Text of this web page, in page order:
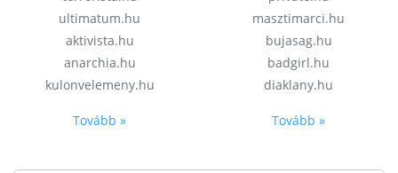
ultimatum.hu
aktivista.hu
anarchia.hu
kulonvelemeny.hu
Tovább »
masztimarci.hu
bujasag.hu
badgirl.hu
diaklany.hu
Tovább »